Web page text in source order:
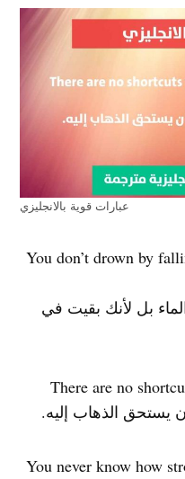
عبارات قوية بالانجليزي
.You don’t drown by
بل لأنك بقيت في
يستحق الذهاب إليه.
.You never know how